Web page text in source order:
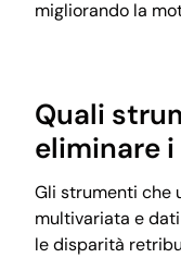
migliorando la
Quali
eliminare
Gli strumenti che
multivariata e
le disparità